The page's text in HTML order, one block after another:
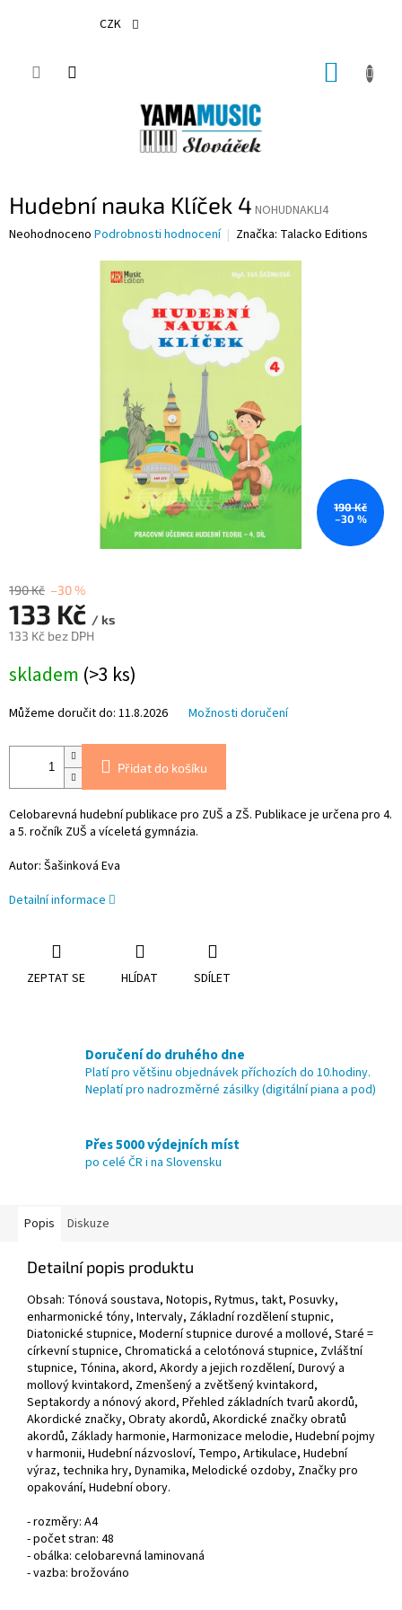
CZK
Hudební nauka Klíček 4 NOHUDNAKLI4
Průměrné
Neohodnoceno Podrobnosti hodnocení Značka: Talacko Editions
190 Kč
–30 %
190 Kč –30 %
133 Kč / ks
133 Kč bez DPH
cena:
skladem (>3 ks)
Můžeme doručit do: 11.8.2026 Možnosti doručení
Přidat do košíku
Celobarevná hudební publikace pro ZUŠ a ZŠ. Publikace je určena pro 4.
a 5. ročník ZUŠ a víceletá gymnázia.
Autor: Šašinková Eva
Detailní informace
ZEPTAT SE HLÍDAT SDÍLET
Doručení do druhého dne
Platí pro většinu objednávek příchozích do 10.hodiny.
Neplatí pro nadrozměrné zásilky (digitální piana a pod)
Přes 5000 výdejních míst
po celé ČR i na Slovensku
Popis Diskuze
Detailní popis produktu
Obsah: Tónová soustava, Notopis, Rytmus, takt, Posuvky,
enharmonické tóny, Intervaly, Základní rozdělení stupnic,
Diatonické stupnice, Moderní stupnice durové a mollové, Staré =
církevní stupnice, Chromatická a celotónová stupnice, Zvláštní
stupnice, Tónina, akord, Akordy a jejich rozdělení, Durový a
mollový kvintakord, Zmenšený a zvětšený kvintakord,
Septakordy a nónový akord, Přehled základních tvarů akordů,
Akordické značky, Obraty akordů, Akordické značky obratů
akordů, Základy harmonie, Harmonizace melodie, Hudební pojmy
v harmonii, Hudební názvosloví, Tempo, Artikulace, Hudební
výraz, technika hry, Dynamika, Melodické ozdoby, Značky pro
opakování, Hudební obory.
- rozměry: A4
- počet stran: 48
- obálka: celobarevná laminovaná
- vazba: brožováno